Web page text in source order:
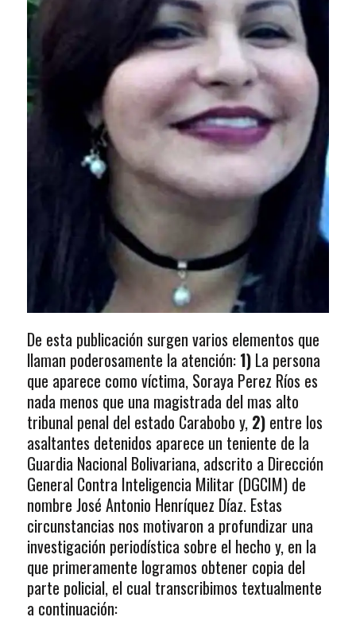
De esta publicación surgen varios elementos que
llaman poderosamente la atención: 1)La persona
que aparece como víctima, Soraya Perez Ríos es
nada menos que una magistrada del mas alto
tribunal penal del estado Carabobo y, 2)entre los
asaltantes detenidos aparece un teniente de la
Guardia Nacional Bolivariana, adscrito a Dirección
General Contra Inteligencia Militar (DGCIM) de
nombre José Antonio Henríquez Díaz. Estas
circunstancias nos motivaron a profundizar una
investigación periodística sobre el hecho y, en la
que primeramente logramos obtener copia del
parte policial, el cual transcribimos textualmente
a continuación: